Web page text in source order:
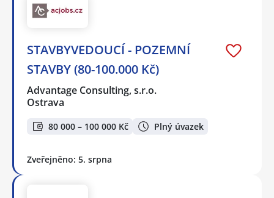
STAVBYVEDOUCÍ - POZEMNÍ
STAVBY (80-100.000 Kč)
Advantage Consulting, s.r.o.
Ostrava
80 000 – 100 000 Kč Plný úvazek
Zveřejněno: 5. srpna